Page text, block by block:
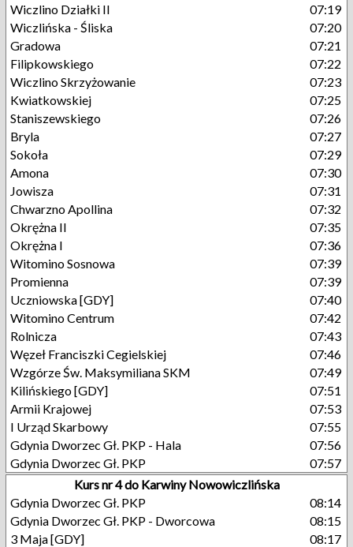
Wiczlino Działki II
07:19
Wiczlińska - Śliska
07:20
Gradowa
07:21
Filipkowskiego
07:22
Wiczlino Skrzyżowanie
07:23
Kwiatkowskiej
07:25
Staniszewskiego
07:26
Bryla
07:27
Sokoła
07:29
Amona
07:30
Jowisza
07:31
Chwarzno Apollina
07:32
Okrężna II
07:35
Okrężna I
07:36
Witomino Sosnowa
07:39
Promienna
07:39
Uczniowska [GDY]
07:40
Witomino Centrum
07:42
Rolnicza
07:43
Węzeł Franciszki Cegielskiej
07:46
Wzgórze Św. Maksymiliana SKM
07:49
Kilińskiego [GDY]
07:51
Armii Krajowej
07:53
I Urząd Skarbowy
07:55
Gdynia Dworzec Gł. PKP - Hala
07:56
Gdynia Dworzec Gł. PKP
07:57
Kurs nr 4 do Karwiny Nowowiczlińska
Gdynia Dworzec Gł. PKP
08:14
Gdynia Dworzec Gł. PKP - Dworcowa
08:15
3 Maja [GDY]
08:17